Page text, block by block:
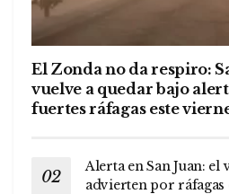
El Zonda no da respiro:
vuelve a quedar bajo
fuertes ráfagas este
Alerta en San Juan:
advierten por ráfagas